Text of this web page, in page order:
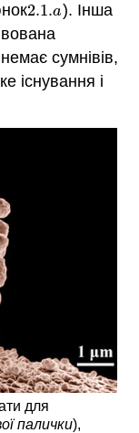
2.1.a
2.1.a). Інша
сумнівів,
існування і
для
палички),